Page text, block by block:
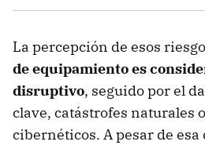
La percepción de esos
de equipamiento es
disruptivo, seguido por el
clave, catástrofes naturales
cibernéticos. A pesar de esa